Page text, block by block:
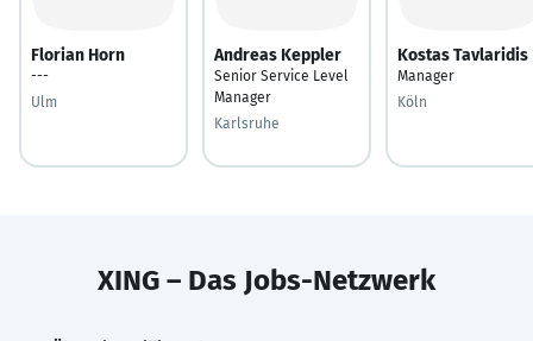
Florian Horn
---
Ulm
Andreas Keppler
Senior Service Level
Manager
Karlsruhe
Kostas Tavlaridis
Manager
Köln
XING – Das Jobs-Netzwerk